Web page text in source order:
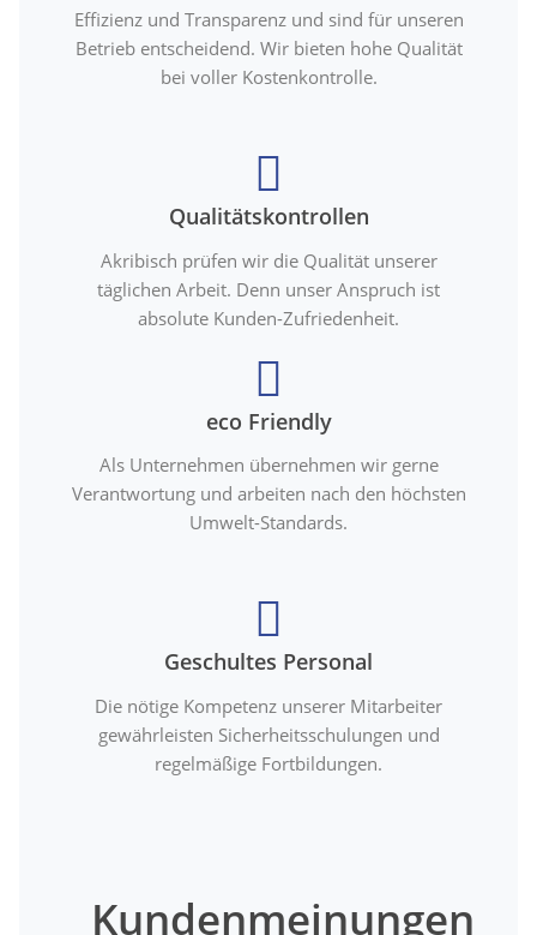
Effizienz und Transparenz und sind für unseren
Betrieb entscheidend. Wir bieten hohe Qualität
bei voller Kostenkontrolle.
Qualitätskontrollen
Akribisch prüfen wir die Qualität unserer
täglichen Arbeit. Denn unser Anspruch ist
absolute Kunden-Zufriedenheit.
eco Friendly
Als Unternehmen übernehmen wir gerne
Verantwortung und arbeiten nach den höchsten
Umwelt-Standards.
Geschultes Personal
Die nötige Kompetenz unserer Mitarbeiter
gewährleisten Sicherheitsschulungen und
regelmäßige Fortbildungen.
Kundenmeinungen